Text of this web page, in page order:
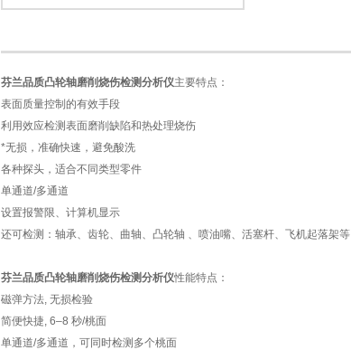
芬兰品质凸轮轴磨削烧伤检测分析仪主要特点：
表面质量控制的有效手段
利用效应检测表面磨削缺陷和热处理烧伤
*无损，准确快速，避免酸洗
各种探头，适合不同类型零件
单通道/多通道
设置报警限、计算机显示
还可检测：轴承、齿轮、曲轴、凸轮轴 、喷油嘴、活塞杆、飞机起落架等
芬兰品质凸轮轴磨削烧伤检测分析仪性能特点：
磁弹方法, 无损检验
简便快捷, 6–8 秒/桃面
单通道/多通道，可同时检测多个桃面